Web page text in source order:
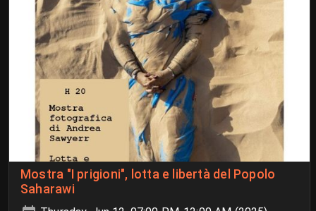
Mostra "I prigioni", lotta e libertà del Popolo
Saharawi